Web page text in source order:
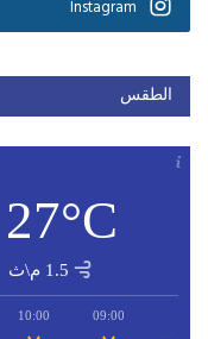
Instagram
الطقس
27°C
1.5 م\ث
09:00
10:00